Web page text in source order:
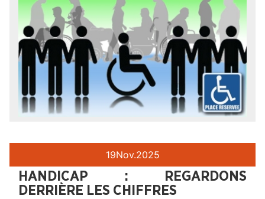
19Nov.2025
HANDICAP : REGARDONS
DERRIÈRE LES CHIFFRES